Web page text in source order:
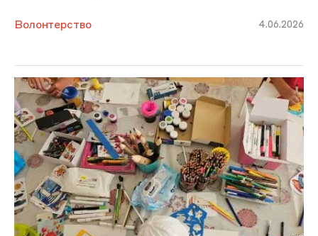
Волонтерство 4.06.2026